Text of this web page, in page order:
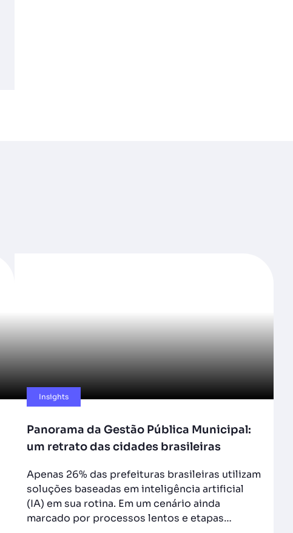
Insights
Panorama da Gestão Pública Municipal:
um retrato das cidades brasileiras
Apenas 26% das prefeituras brasileiras utilizam
soluções baseadas em inteligência artificial
(IA) em sua rotina. Em um cenário ainda
marcado por processos lentos e etapas…